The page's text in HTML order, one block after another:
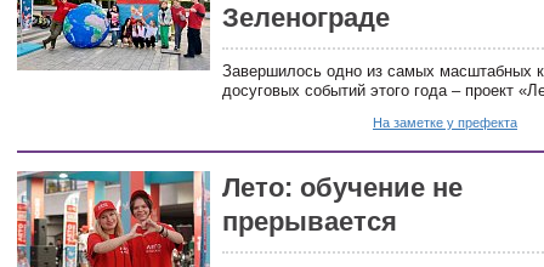
Зеленограде
Завершилось одно из самых масштабных
досуговых событий этого года – проект
На заметке у префекта
Лето: обучение не
прерывается